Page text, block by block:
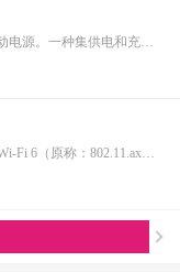
充电宝，又称为手机移动电源，移动电源。一种集供电和充电功能于一体的便携式充电器，可以给手机等数码设备随时随地充电或待机供电。随着移动产品的大量普及，以及移动设备的功能多样化，其用电需求也是越来越大，随身携带一个充电宝变为了常态，同时共享充电宝这个行业也…
Wi-Fi 6已进入大面积商用化阶段，Wi-Fi 6（原称：802.11.ax）即第六代无线网络技术，提升更高的带宽，降低延时，连接用户数量提升明显。从IoT大布局的角度看，Wi-Fi 6在其中扮演着尤为重要的角色，也是高端技术的产物，内部有非常多的电源转换单元，亦需要搭配大电流功率…